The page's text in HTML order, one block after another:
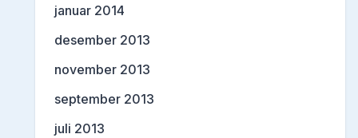
januar 2014
desember 2013
november 2013
september 2013
juli 2013